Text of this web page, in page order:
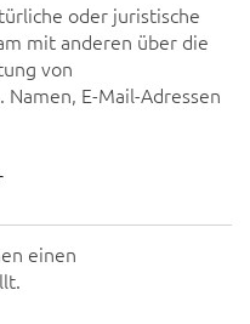
oder juristische
mit anderen über die
von
E-Mail-Adressen
einen